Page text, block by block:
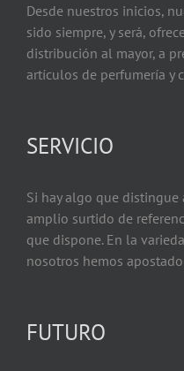
Desde nuestros inicios,
sido siempre, y será,
distribución al mayor, a
artículos de perfumería y
SERVICIO
Si hay algo que distingue
amplio surtido de
que dispone. En la
nosotros hemos
FUTURO